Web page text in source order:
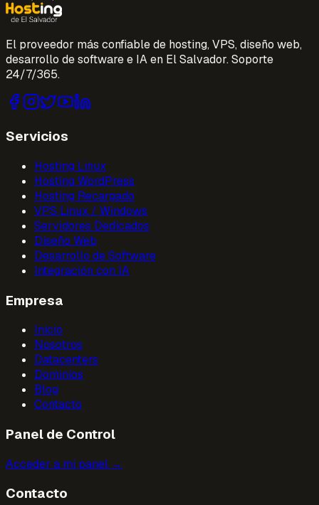
El proveedor más confiable de hosting, VPS, diseño web,
desarrollo de software e IA en El Salvador. Soporte
24/7/365.
Servicios
Hosting Linux
Hosting WordPress
Hosting Recargado
VPS Linux / Windows
Servidores Dedicados
Diseño Web
Desarrollo de Software
Integración con IA
Empresa
Inicio
Nosotros
Datacenters
Dominios
Blog
Contacto
Panel de Control
Acceder a mi panel →
Contacto